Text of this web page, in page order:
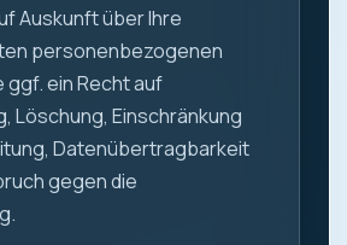
Auskunft über Ihre
personenbezogenen
ggf. ein Recht auf
Löschung, Einschränkung
Datenübertragbarkeit
gegen die